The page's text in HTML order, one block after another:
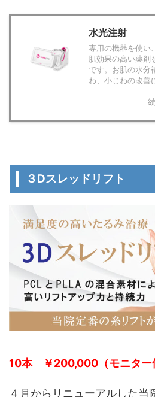
水光注射
専用の機器を使い
肌効果の高い薬剤
です。お肌の水分
わ、小じわの改善
３Dスレッドリフト
10本 ￥200,000（モニター
４月からリニューアルした当